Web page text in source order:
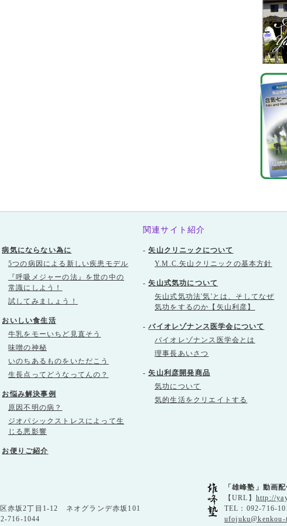
病気にならない為に
5つの病因による新しい疾患モデル
『呼吸メジャーの法』を世の中の
常識にしよう！
試してみましょう！
おいしい食生活
牛乳をモーいちど見直そう
味噌の神秘
いのちあるものをいただこう
生長点ってどうなってんの？
お悩み解決事例
原因不明の病？
ジオパシックストレスによって生
じる悪影響
お便りご紹介
関連サイト紹介
-矢山クリニックについて
Y.M.C.矢山クリニックの基本方針
-矢山式気功について
矢山式気功法'気'とは、そしてなぜ
気功をするのか【矢山利彦】
-バイオレゾナンス医学会について
バイオレゾナンス医学会とは
理事長あいさつ
-矢山利彦開発商品
気功について
気的生活をクリエイトする
赤坂2丁目1-12 ネオグランデ赤坂101
716-1044
「雄峰塾」動画
【URL】 http://
TEL：092-716-
ufojuku@kenkou-